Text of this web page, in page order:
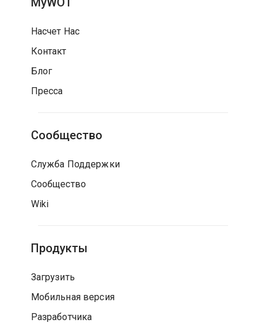
Насчет Нас
Контакт
Блог
Пресса
Сообщество
Служба Поддержки
Сообщество
Wiki
Продукты
Загрузить
Мобильная версия
Разработчика